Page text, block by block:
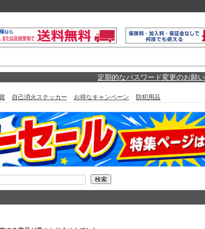
定期的なパスワード変更のお願い
自己消火ステッカー お得なキャンペーン 防犯用品